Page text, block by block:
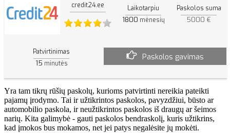
credit24.ee Laikotarpiu
1800 mėnesių
Paskolos suma
5000 €
Patvirtinimas
15 minutės
Paskolos gavimas
Yra tam tikrų rūšių paskolų, kurioms patvirtinti nereikia pateikti
pajamų įrodymo. Tai ir užtikrintos paskolos, pavyzdžiui, būsto ar
automobilio paskola, ir neužtikrintos paskolos iš draugų ar šeimos
narių. Kita galimybė - gauti paskolos bendraskolį, kuris užtikrins,
kad įmokos bus mokamos, net jei patys negalėsite jų mokėti.